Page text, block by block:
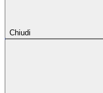
Chiudi